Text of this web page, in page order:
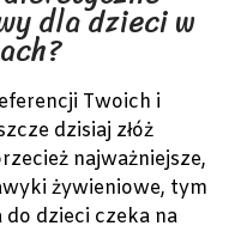
dla dzieci w
Twoich i
dzisiaj złóż
najważniejsze,
żywieniowe, tym
dzieci czeka na